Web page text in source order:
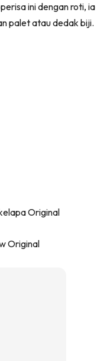
ini dengan roti, ia
palet atau dedak biji.
Original
Original